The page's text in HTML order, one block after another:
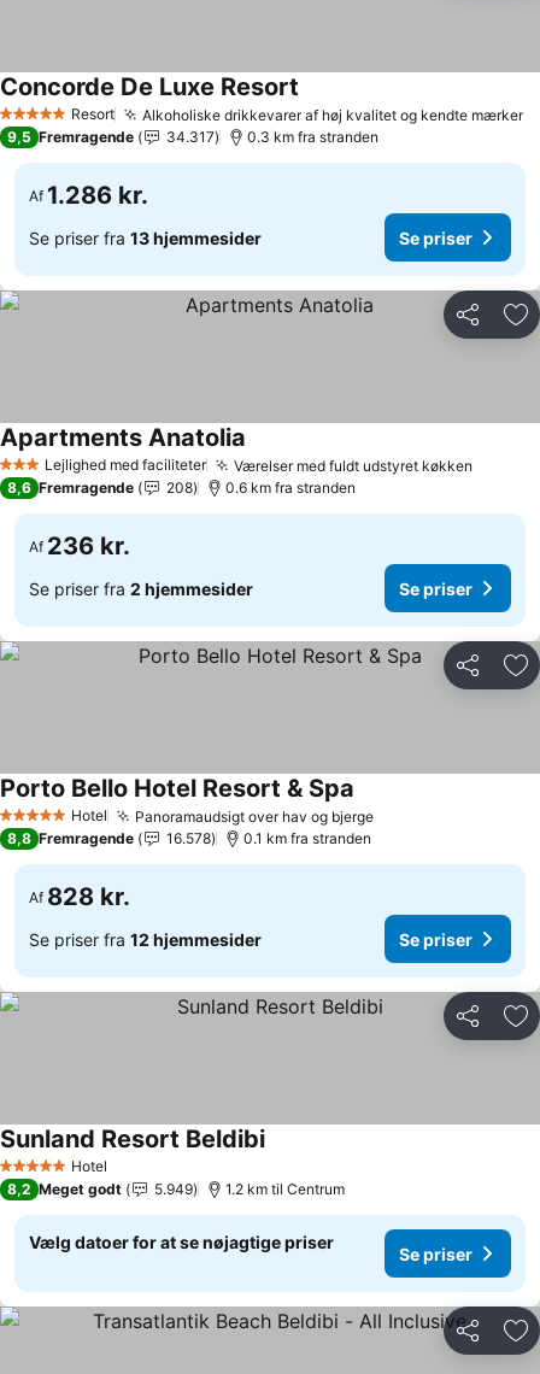
5 Stjerner Resort Alkoholiske drikkevarer af høj kvalitet og kendte mærker
Concorde De Luxe Resort
9,5 Fremragende 34.317 0.3 km fra stranden
Af 1.286 kr.
Se priser fra 13 hjemmesider Se priser
Del
3 StjernerLejlighed med faciliteter Værelser med fuldt udstyret køkken
Apartments Anatolia
8,6 Fremragende 208 0.6 km fra stranden
Af 236 kr.
Se priser fra 2 hjemmesider Se priser
Del
5 Stjerner Hotel Panoramaudsigt over hav og bjerge
Porto Bello Hotel Resort & Spa
8,8 Fremragende 16.578 0.1 km fra stranden
Af 828 kr.
Se priser fra 12 hjemmesider Se priser
Del
5 Stjerner Hotel
Sunland Resort Beldibi
8,2 Meget godt 5.949 1.2 km til Centrum
Vælg datoer for at se nøjagtige priser
Se priser
Del